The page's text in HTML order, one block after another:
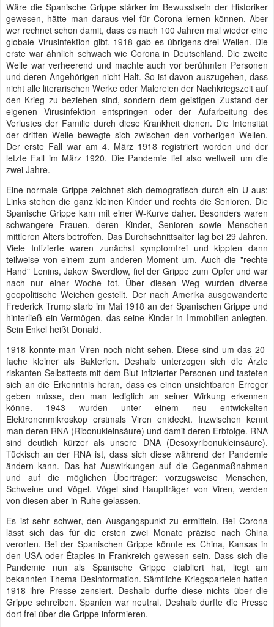
Wäre die Spanische Grippe stärker im Bewusstsein der Historiker
gewesen, hätte man daraus viel für Corona lernen können. Aber
wer rechnet schon damit, dass es nach 100 Jahren mal wieder eine
globale Virusinfektion gibt. 1918 gab es übrigens drei Wellen. Die
erste war ähnlich schwach wie Corona in Deutschland. Die zweite
Welle war verheerend und machte auch vor berühmten Personen
und deren Angehörigen nicht Halt. So ist davon auszugehen, dass
nicht alle literarischen Werke oder Malereien der Nachkriegszeit auf
den Krieg zu beziehen sind, sondern dem geistigen Zustand der
eigenen Virusinfektion entspringen oder der Aufarbeitung des
Verlustes der Familie durch diese Krankheit dienen. Die Intensität
der dritten Welle bewegte sich zwischen den vorherigen Wellen.
Der erste Fall war am 4. März 1918 registriert worden und der
letzte Fall im März 1920. Die Pandemie lief also weltweit um die
zwei Jahre.
Eine normale Grippe zeichnet sich demografisch durch ein U aus:
Links stehen die ganz kleinen Kinder und rechts die Senioren. Die
Spanische Grippe kam mit einer W-Kurve daher. Besonders waren
schwangere Frauen, deren Kinder, Senioren sowie Menschen
mittleren Alters betroffen. Das Durchschnittsalter lag bei 29 Jahren.
Viele Infizierte waren zunächst symptomfrei und kippten dann
teilweise von einem zum anderen Moment um. Auch die "rechte
Hand" Lenins, Jakow Swerdlow, fiel der Grippe zum Opfer und war
nach nur einer Woche tot. Über diesen Weg wurden diverse
geopolitische Weichen gestellt. Der nach Amerika ausgewanderte
Frederick Trump starb im Mai 1918 an der Spanischen Grippe und
hinterließ ein Vermögen, das seine Kinder in Immobilien anlegten.
Sein Enkel heißt Donald.
1918 konnte man Viren noch nicht sehen. Diese sind um das 20-
fache kleiner als Bakterien. Deshalb unterzogen sich die Ärzte
riskanten Selbsttests mit dem Blut infizierter Personen und tasteten
sich an die Erkenntnis heran, dass es einen unsichtbaren Erreger
geben müsse, den man lediglich an seiner Wirkung erkennen
könne. 1943 wurden unter einem neu entwickelten
Elektronenmikroskop erstmals Viren entdeckt. Inzwischen kennt
man deren RNA (Ribonukleinsäure) und damit deren Erbfolge. RNA
sind deutlich kürzer als unsere DNA (Desoxyribonukleinsäure).
Tückisch an der RNA ist, dass sich diese während der Pandemie
ändern kann. Das hat Auswirkungen auf die Gegenmaßnahmen
und auf die möglichen Überträger: vorzugsweise Menschen,
Schweine und Vögel. Vögel sind Hauptträger von Viren, werden
von diesen aber in Ruhe gelassen.
Es ist sehr schwer, den Ausgangspunkt zu ermitteln. Bei Corona
lässt sich das für die ersten zwei Monate präzise nach China
verorten. Bei der Spanischen Grippe könnte es China, Kansas in
den USA oder Étaples in Frankreich gewesen sein. Dass sich die
Pandemie nun als Spanische Grippe etabliert hat, liegt am
bekannten Thema Desinformation. Sämtliche Kriegsparteien hatten
1918 ihre Presse zensiert. Deshalb durfte diese nichts über die
Grippe schreiben. Spanien war neutral. Deshalb durfte die Presse
dort frei über die Grippe informieren.